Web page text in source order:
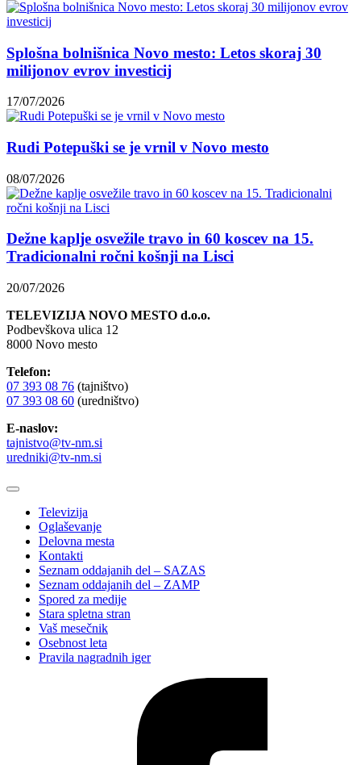
Splošna bolnišnica Novo mesto: Letos skoraj 30
milijonov evrov investicij
17/07/2026
Rudi Potepuški se je vrnil v Novo mesto
08/07/2026
Dežne kaplje osvežile travo in 60 koscev na 15.
Tradicionalni ročni košnji na Lisci
20/07/2026
TELEVIZIJA NOVO MESTO d.o.o.
Podbevškova ulica 12
8000 Novo mesto
Telefon:
07 393 08 76 (tajništvo)
07 393 08 60 (uredništvo)
E-naslov:
tajnistvo@tv-nm.si
uredniki@tv-nm.si
Televizija
Oglaševanje
Delovna mesta
Kontakti
Seznam oddajanih del – SAZAS
Seznam oddajanih del – ZAMP
Spored za medije
Stara spletna stran
Vaš mesečnik
Osebnost leta
Pravila nagradnih iger